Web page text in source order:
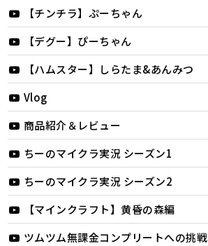
【チンチラ】ぷーちゃん
【デグー】ぴーちゃん
【ハムスター】しらたま&あんみつ
Vlog
商品紹介＆レビュー
ちーのマイクラ実況 シーズン1
ちーのマイクラ実況 シーズン2
【マインクラフト】黄昏の森編
ツムツム無課金コンプリートへの挑戦